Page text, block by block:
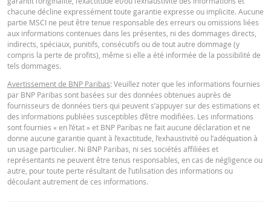
différer par rapport à l'actuel valeur de marché des Certificats Mini Futures.
BNP Paribas n’agit pas en tant que conseiller juridique ou fiscal, comptable
conseiller en investissement et n’a aucune obligation de fiduciaire à votre
en ce qui concerne le calculateur et / ou en relation avec des transactions
des produits émis par BNP Paribas ou d’autres transactions connexes. Vous
des recommandations de quelque nature que ce soit. Bien que les prix
soient basés sur des informations jugées fiables, leur exactitude ou leur
exhaustivité n'est pas garantie. BNP Paribas n'offre aucune garantie en ce
concerne les informations fournies par la calculatrice et décline toute
responsabilité pour tout dommage direct, indirect, spécial, accessoire,
immatériel ou consécutif (y compris le manque à gagner) résultant de
manière que ce soit de l'utilisation de la calculatrice par vous. ou vos
ou les informations contenues dans ce document. Les données de taux de
change saisies proviennent de BNP Paribas et s’appliquent strictement à la
indiquée. Les taux indiqués par la calculatrice sont indicatifs et destinés à
Key Information Document (DE) PDF
Key Information Document (EN)
Key Information Document (FR)
QUOTES
chacune décline expressément toute garantie expresse ou implicite. Aucune
partie MSCI ne peut être tenue responsable des erreurs ou omissions liées
aux informations contenues dans les présentes, ni des dommages directs,
indirects, spéciaux, punitifs, consécutifs ou de tout autre dommage (y
compris la perte de profits), même si elle a été informée de la possibilité de
tels dommages.
Avertissement de BNP Paribas: Veuillez noter que les informations fournies
par BNP Paribas sont basées sur des données obtenues auprès de
fournisseurs de données tiers qui peuvent s’appuyer sur des estimations et
des informations publiées susceptibles d’être modifiées. Les informations
sont fournies « en l’état » et BNP Paribas ne fait aucune déclaration et ne
donne aucune garantie quant à l’exactitude, l’exhaustivité ou l’adéquation à
un usage particulier. Ni BNP Paribas, ni ses sociétés affiliées et
représentants ne peuvent être tenus responsables, en cas de négligence ou
autre, pour toute perte résultant de l’utilisation des informations ou
découlant autrement de ces informations.